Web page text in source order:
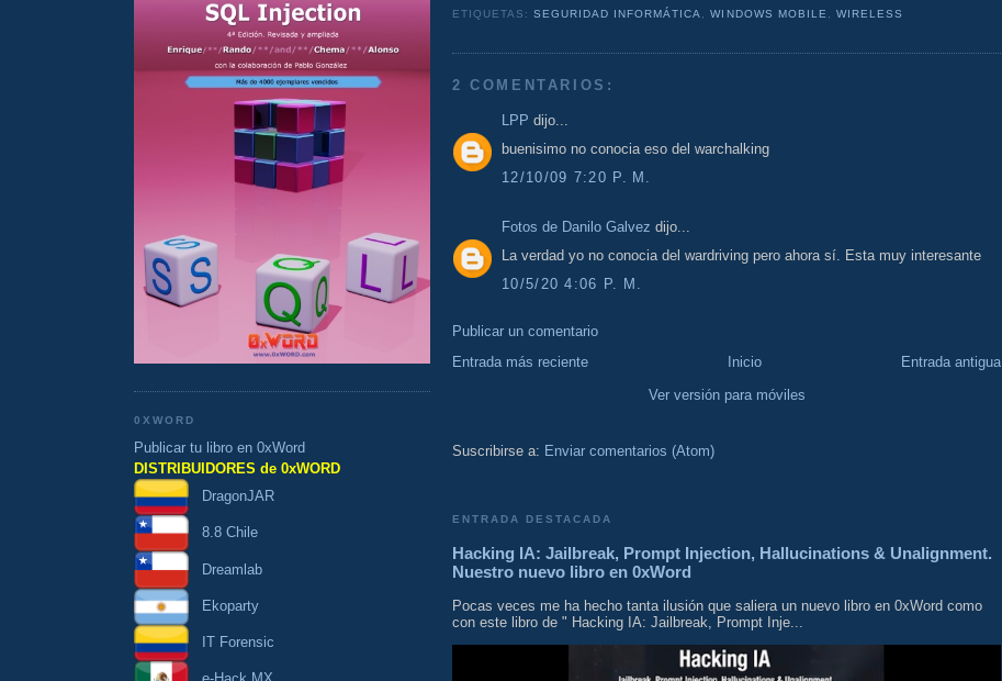
0XWORD
Publicar tu libro en 0xWord
DISTRIBUIDORES de 0xWORD
DragonJAR
8.8 Chile
Dreamlab
Ekoparty
IT Forensic
ETIQUETAS:SEGURIDAD INFORMÁTICA,WINDOWS MOBILE, WIRELESS
2 COMENTARIOS:
LPP dijo...
buenisimo no conocia eso del warchalking
12/10/09 7:20 P. M.
Fotos de Danilo Galvez dijo...
La verdad yo no conocia del wardriving pero ahora sí. Esta muy interesante
10/5/20 4:06 P. M.
Publicar un comentario
Entrada más reciente
Entrada antigua
Inicio
Ver versión para móviles
Suscribirse a: Enviar comentarios (Atom)
ENTRADA DESTACADA
Hacking IA: Jailbreak, Prompt Injection, Hallucinations & Unalignment.
Nuestro nuevo libro en 0xWord
Pocas veces me ha hecho tanta ilusión que saliera un nuevo libro en 0xWord como
con este libro de " Hacking IA: Jailbreak, Prompt Inje...